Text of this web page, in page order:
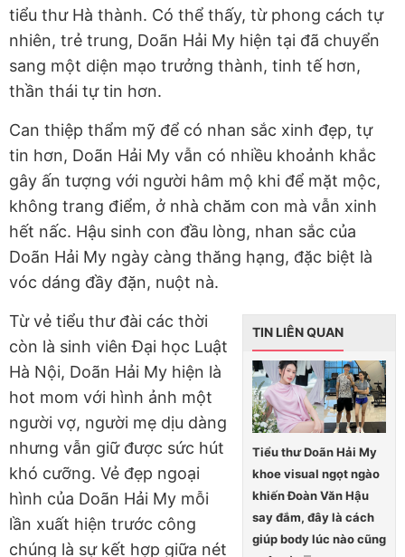
tiểu thư Hà thành. Có thể thấy, từ phong cách tự
nhiên, trẻ trung, Doãn Hải My hiện tại đã chuyển
sang một diện mạo trưởng thành, tinh tế hơn,
thần thái tự tin hơn.
Can thiệp thẩm mỹ để có nhan sắc xinh đẹp, tự
tin hơn, Doãn Hải My vẫn có nhiều khoảnh khắc
gây ấn tượng với người hâm mộ khi để mặt mộc,
không trang điểm, ở nhà chăm con mà vẫn xinh
hết nấc. Hậu sinh con đầu lòng, nhan sắc của
Doãn Hải My ngày càng thăng hạng, đặc biệt là
vóc dáng đầy đặn, nuột nà.
TIN LIÊN QUAN
Tiểu thư Doãn Hải My
khoe visual ngọt ngào
khiến Đoàn Văn Hậu
say đắm, đây là cách
giúp body lúc nào cũng
Từ vẻ tiểu thư đài các thời
còn là sinh viên Đại học Luật
Hà Nội, Doãn Hải My hiện là
hot mom với hình ảnh một
người vợ, người mẹ dịu dàng
nhưng vẫn giữ được sức hút
khó cưỡng. Vẻ đẹp ngoại
hình của Doãn Hải My mỗi
lần xuất hiện trước công
chúng là sự kết hợp giữa nét